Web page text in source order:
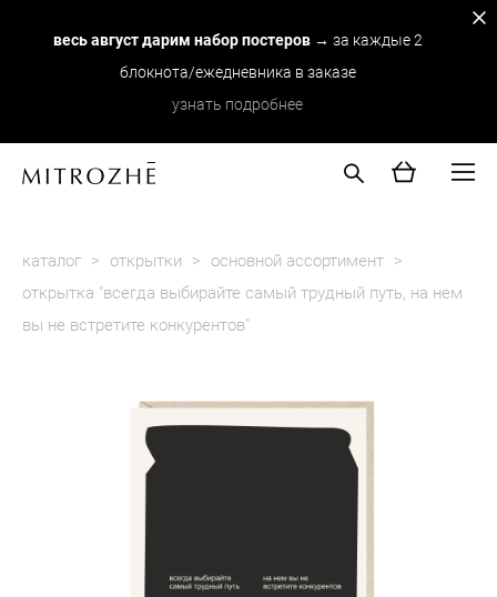
весь август дарим набор постеров→ за каждые 2
блокнота/ежедневника в заказе
узнать подробнее
каталог > открытки > основной ассортимент >
открытка "всегда выбирайте самый трудный путь, на нем
вы не встретите конкурентов"